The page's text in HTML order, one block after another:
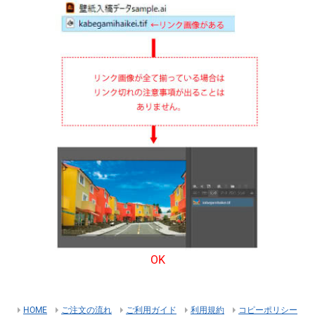
OK
HOME ご注文の流れ ご利用ガイド 利用規約 コピーポリシー